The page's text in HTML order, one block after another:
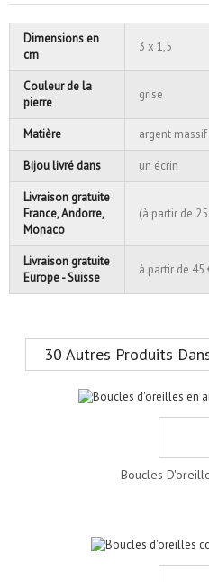
Dimensions en
cm
3 x 1,5
Couleur de la
pierre
grise
Matière argent
Bijou livré dans un écrin
Livraison gratuite
France, Andorre,
Monaco
(à partir de
Livraison gratuite
Europe - Suisse
à partir de
30 Autres Produits
Boucles